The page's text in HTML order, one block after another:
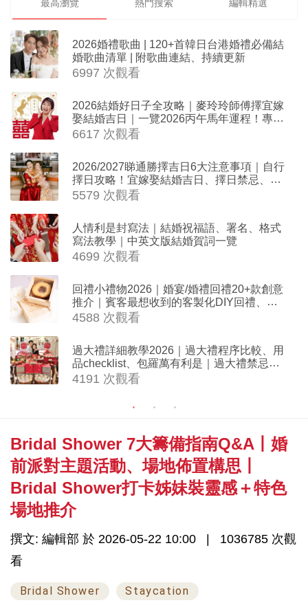
最高瀏覽 熱門搜索 編輯精選
2026婚禮歌曲 | 120+首韓日台港婚禮必備結
婚歌曲清單 | 附歌曲連結、持續更新
6997 次觀看
2026結婚好日子全攻略｜麥玲玲師傅擇宜嫁
娶結婚吉日｜一覽2026丙午馬年運程！專業
擇日結婚+避開沖煞生肖指南
6617 次觀看
2026/2027睇通勝擇吉日6大注意事項｜自行
擇日攻略！宜嫁娶結婚吉日、擇日禁忌、相
沖生肖一覽
5579 次觀看
人情利是封寫法｜結婚祝福語、署名、格式
寫法教學｜中英文版結婚賀詞一覽
4699 次觀看
回禮小禮物2026｜婚宴/婚禮回禮20+款創意
推介｜賓客最想收到的客製化DIY回禮、姊
妹禮物（持續更新）
4588 次觀看
過大禮詳細教學2026｜過大禮程序比較、用
品checklist、包羅萬有利是｜過大禮禁忌及
吉祥說話
4191 次觀看
Bridal Shower 7大籌備指南Q&A丨婚
前派對主題活動、場地佈置構思丨
Bridal Shower打卡姊妹裝靈感＋特色
場地推介
撰文: 編輯部 於 2026-05-22 10:00
1036785 次觀
看
Bridal Shower Staycation